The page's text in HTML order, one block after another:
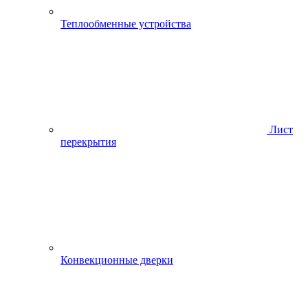
Теплообменные устройства
Лист
перекрытия
Конвекционные дверки